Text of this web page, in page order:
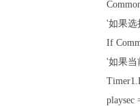
'如果选
If
'如果当
playsec